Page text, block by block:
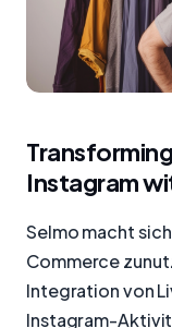
Instagram
Selmo macht
Commerce
Integration von
Instagram-